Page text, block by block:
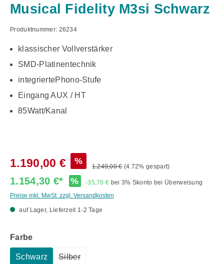
Musical Fidelity M3si Schwarz
Produktnummer: 26234
klassischer Vollverstärker
SMD-Platinentechnik
integriertePhono-Stufe
Eingang AUX / HT
85Watt/Kanal
1.190,00 € %
1.249,00 € (4.72% gespart)
1.154,30 €* % -35,70 € bei 3% Skonto bei Überweisung
Preise inkl. MwSt. zzgl. Versandkosten
auf Lager, Lieferzeit 1-2 Tage
Farbeauswählen
Schwarz Silber